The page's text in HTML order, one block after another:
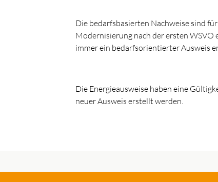
Die bedarfsbasierten Nachweise sind
Modernisierung nach der ersten
immer ein bedarfsorientierter Ausweis
Die Energieausweise haben eine
neuer Ausweis erstellt werden.